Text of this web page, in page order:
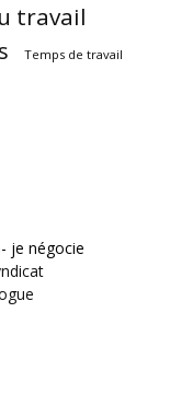
travail
Temps de travail
je négocie